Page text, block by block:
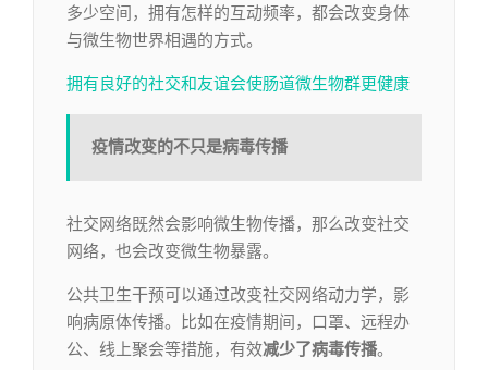
多少空间，拥有怎样的互动频率，都会改变身体
与微生物世界相遇的方式。
拥有良好的社交和友谊会使肠道微生物群更健康
疫情改变的不只是病毒传播
社交网络既然会影响微生物传播，那么改变社交
网络，也会改变微生物暴露。
公共卫生干预可以通过改变社交网络动力学，影
响病原体传播。比如在疫情期间，口罩、远程办
公、线上聚会等措施，有效减少了病毒传播。